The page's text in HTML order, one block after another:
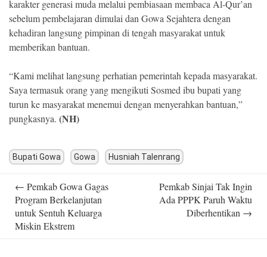
karakter generasi muda melalui pembiasaan membaca Al-Qur’an
sebelum pembelajaran dimulai dan Gowa Sejahtera dengan
kehadiran langsung pimpinan di tengah masyarakat untuk
memberikan bantuan.
“Kami melihat langsung perhatian pemerintah kepada masyarakat.
Saya termasuk orang yang mengikuti Sosmed ibu bupati yang
turun ke masyarakat menemui dengan menyerahkan bantuan,”
pungkasnya. (NH)
Bupati Gowa Gowa Husniah Talenrang
navigation
← Pemkab Gowa Gagas
Program Berkelanjutan
untuk Sentuh Keluarga
Miskin Ekstrem
Pemkab Sinjai Tak Ingin
Ada PPPK Paruh Waktu
Diberhentikan →